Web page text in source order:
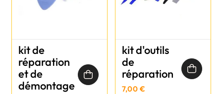
kit de
réparation
et de
démontage
kit d'outils
de
réparation
7,00 €